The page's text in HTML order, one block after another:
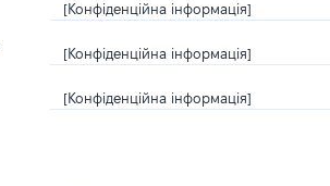
[Конфіденційна інформація]
[Конфіденційна інформація]
[Конфіденційна інформація]